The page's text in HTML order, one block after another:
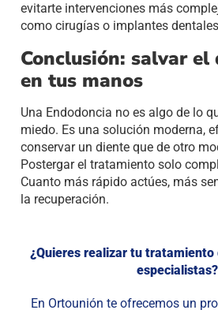
evitarte intervenciones más
como cirugías o implantes
Conclusión: salvar el
en tus manos
Una Endodoncia no es algo de lo
miedo. Es una solución moderna,
conservar un diente que de otro
Postergar el tratamiento solo
Cuanto más rápido actúes, más
la recuperación.
¿Quieres realizar tu tratamiento
especialistas?
En Ortounión te ofrecemos un